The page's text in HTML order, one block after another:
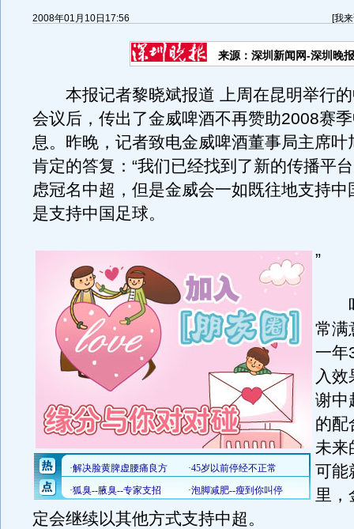
2008年01月10日17:56 [我
来源：深圳新闻网-深圳晚报
本报记者黎晓斌报道 上周在昆明举行的
会议后，传出了金威啤酒不再赞助2008赛
息。昨晚，记者致电金威啤酒董事局主席叶
肯定的答复：“我们已经找到了新的传播平
虑冠名中超，但是金威会一如既往地支持中
是支持中国足球。
”
叶
常满
一年
入
谢中
的配
未来
可能
里，
定会继续以其他方式支持中超。